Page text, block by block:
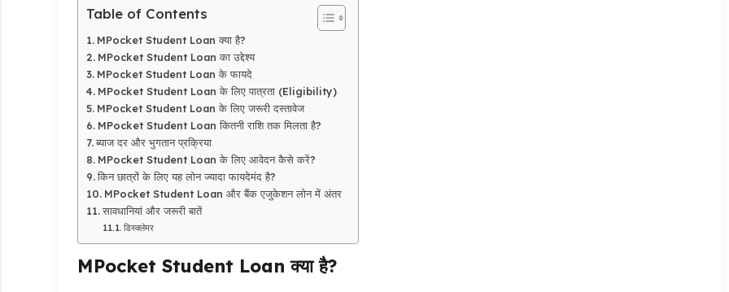
Table of Contents
MPocket Student Loan क्या है?
MPocket Student Loan का उद्देश्य
MPocket Student Loan के फायदे
MPocket Student Loan के लिए पात्रता (Eligibility)
MPocket Student Loan के लिए जरूरी दस्तावेज
MPocket Student Loan कितनी राशि तक मिलता है?
ब्याज दर और भुगतान प्रक्रिया
MPocket Student Loan के लिए आवेदन कैसे करें?
किन छात्रों के लिए यह लोन ज्यादा फायदेमंद है?
MPocket Student Loan और बैंक एजुकेशन लोन में अंतर
सावधानियां और जरूरी बातें
डिस्क्लेमर
MPocket Student Loan क्या है?